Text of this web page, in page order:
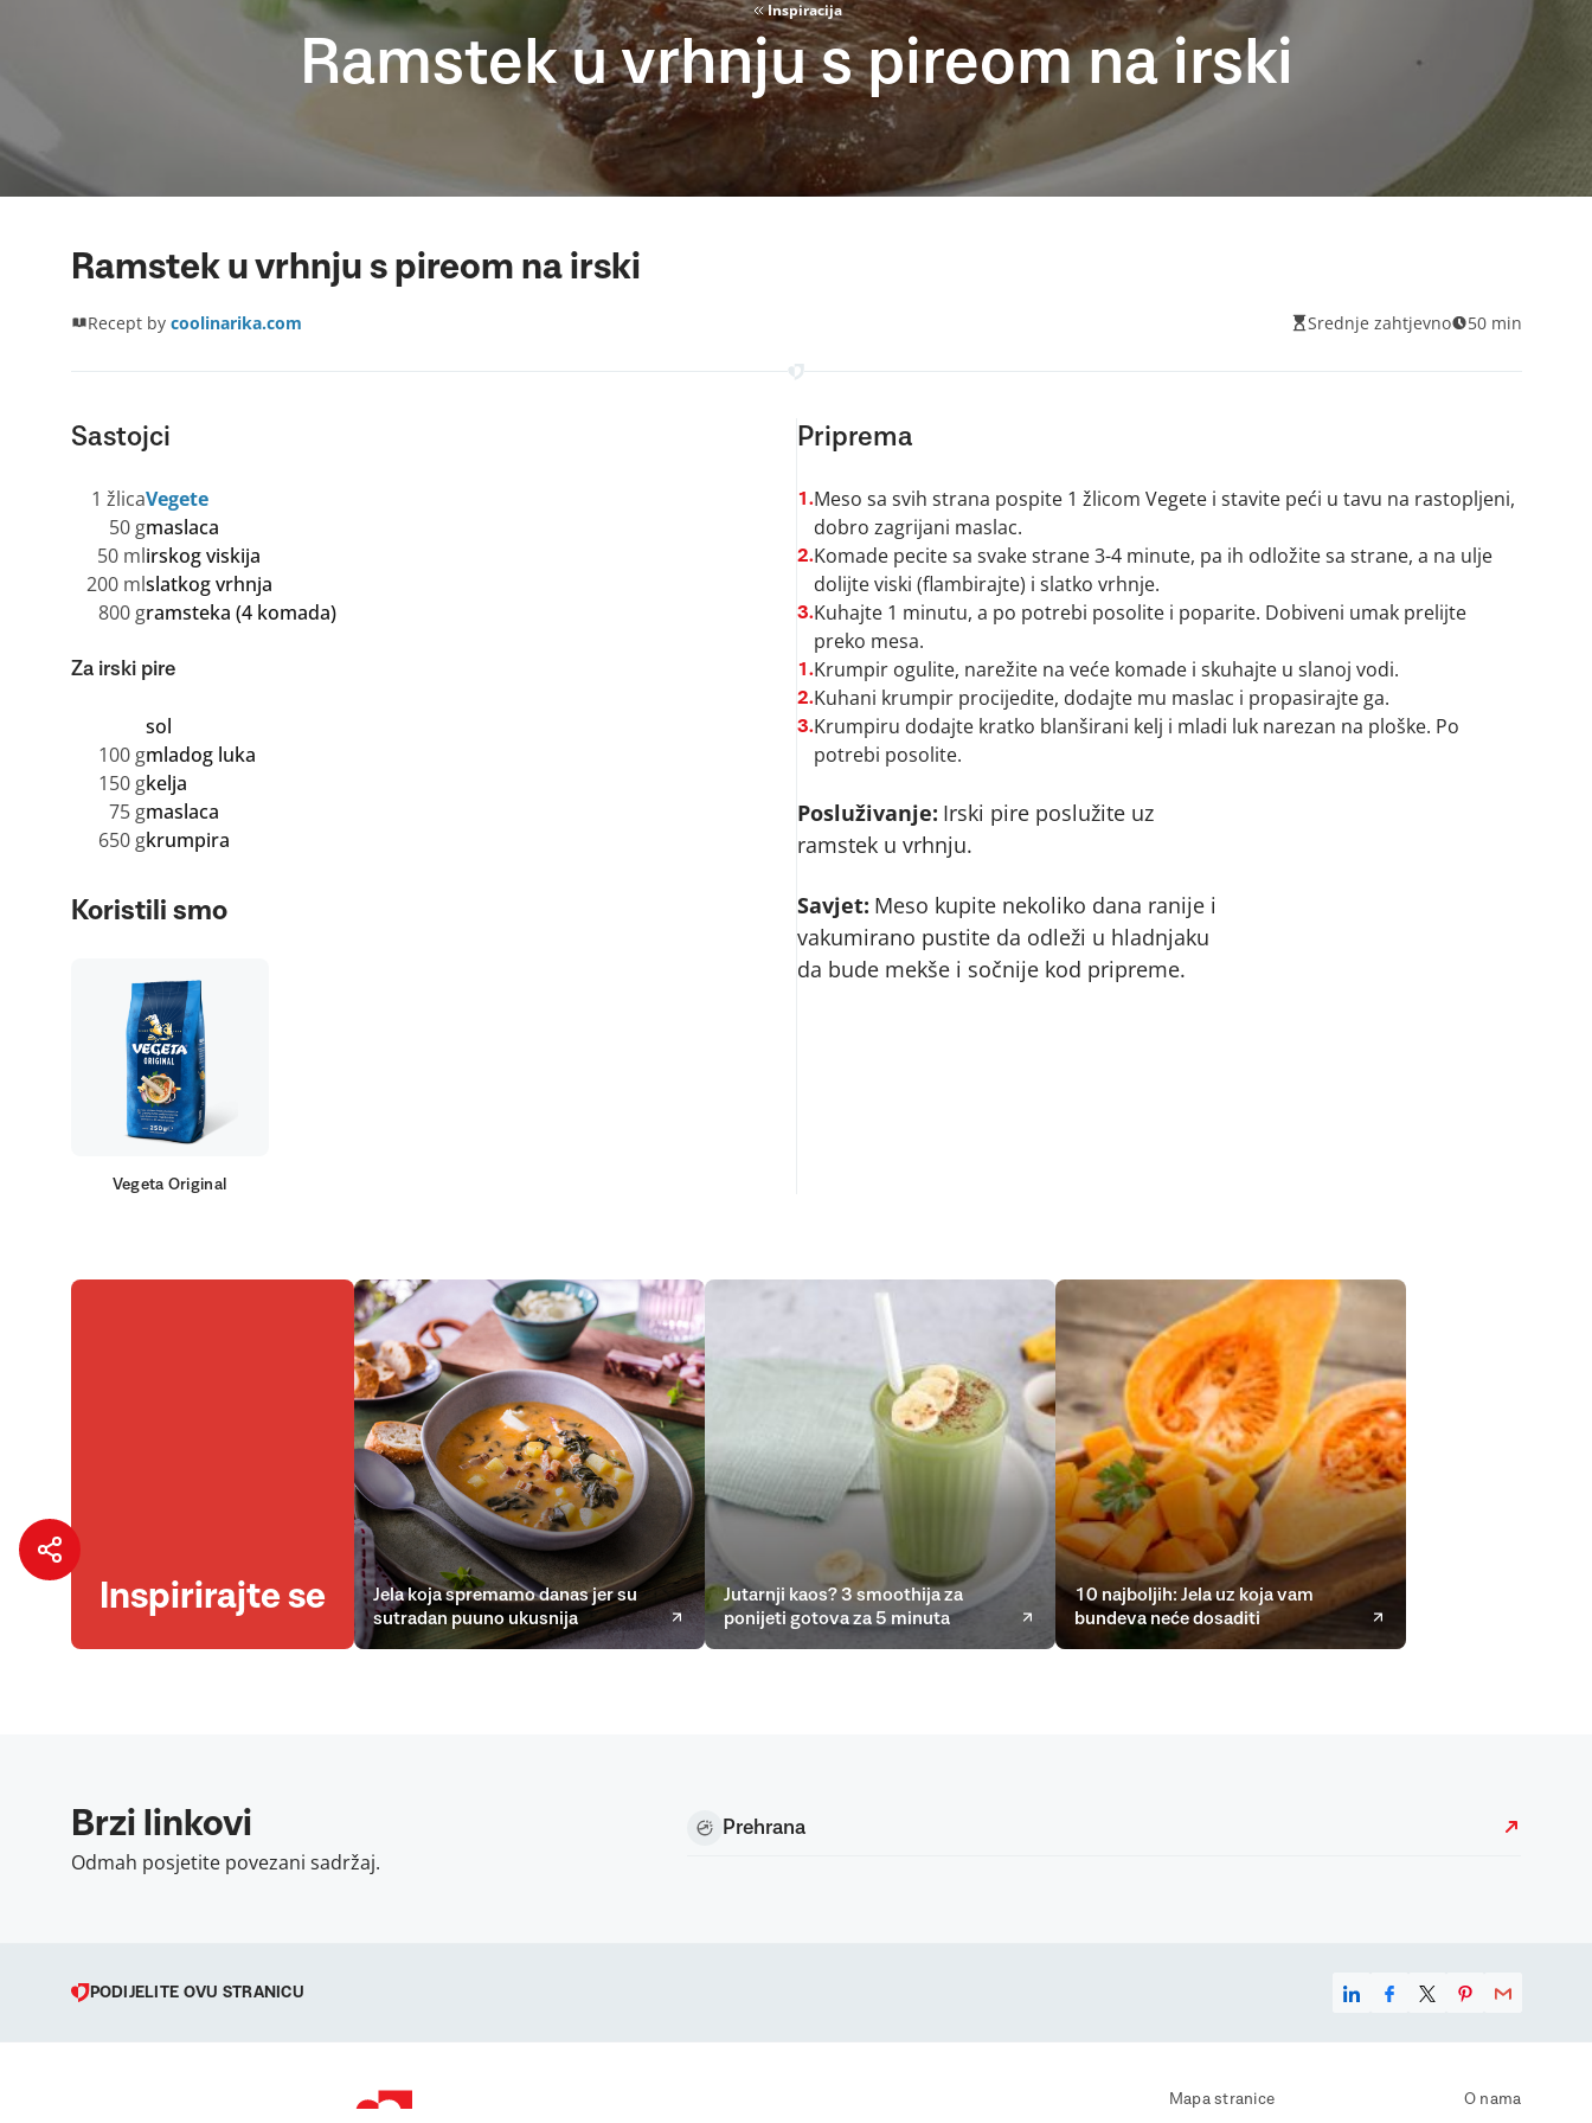
Inspiracija
Ramstek u vrhnju s pireom na irski
Ramstek u vrhnju s pireom na irski
Recept by coolinarika.com Srednje zahtjevno 50 min
Sastojci
1 žlicaVegete
50 gmaslaca
50 mlirskog viskija
200 mlslatkog vrhnja
800 gramsteka (4 komada)
Za irski pire
sol
100 gmladog luka
150 gkelja
75 gmaslaca
650 gkrumpira
Koristili smo
Vegeta Original
Priprema
1.Meso sa svih strana pospite 1 žlicom Vegete i stavite peći u tavu na rastopljeni,
dobro zagrijani maslac.
2.Komade pecite sa svake strane 3-4 minute, pa ih odložite sa strane, a na ulje
dolijte viski (flambirajte) i slatko vrhnje.
3.Kuhajte 1 minutu, a po potrebi posolite i poparite. Dobiveni umak prelijte
preko mesa.
1.Krumpir ogulite, narežite na veće komade i skuhajte u slanoj vodi.
2.Kuhani krumpir procijedite, dodajte mu maslac i propasirajte ga.
3.Krumpiru dodajte kratko blanširani kelj i mladi luk narezan na ploške. Po
potrebi posolite.
Posluživanje: Irski pire poslužite uz
ramstek u vrhnju.
Savjet: Meso kupite nekoliko dana ranije i
vakumirano pustite da odleži u hladnjaku
da bude mekše i sočnije kod pripreme.
Inspirirajte se
Jela koja spremamo danas jer su
sutradan puuno ukusnija
Jutarnji kaos? 3 smoothija za
ponijeti gotova za 5 minuta
10 najboljih: Jela uz koja vam
bundeva neće dosaditi
Brzi linkovi
Odmah posjetite povezani sadržaj.
Prehrana
PODIJELITE OVU STRANICU
Mapa stranice
O nama